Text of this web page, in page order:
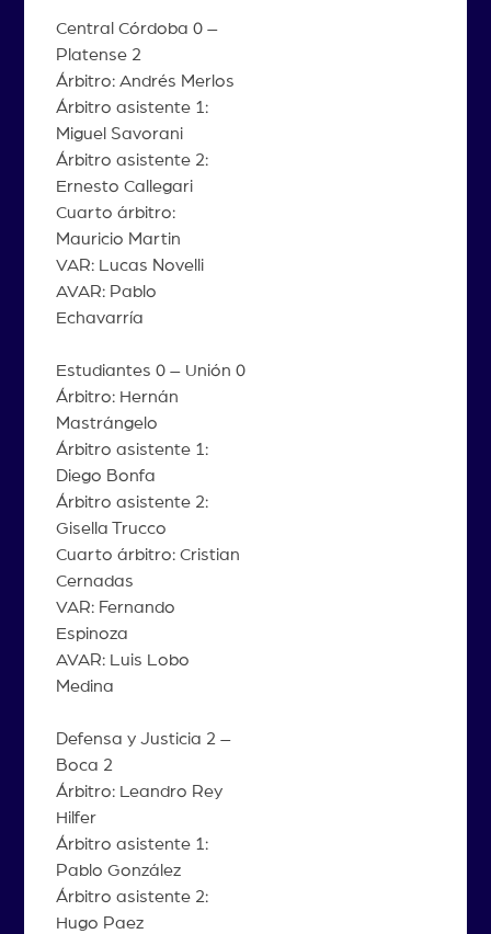
Central Córdoba 0 –
Platense 2
Árbitro: Andrés Merlos
Árbitro asistente 1:
Miguel Savorani
Árbitro asistente 2:
Ernesto Callegari
Cuarto árbitro:
Mauricio Martin
VAR: Lucas Novelli
AVAR: Pablo
Echavarría
Estudiantes 0 – Unión 0
Árbitro: Hernán
Mastrángelo
Árbitro asistente 1:
Diego Bonfa
Árbitro asistente 2:
Gisella Trucco
Cuarto árbitro: Cristian
Cernadas
VAR: Fernando
Espinoza
AVAR: Luis Lobo
Medina
Defensa y Justicia 2 –
Boca 2
Árbitro: Leandro Rey
Hilfer
Árbitro asistente 1:
Pablo González
Árbitro asistente 2:
Hugo Paez